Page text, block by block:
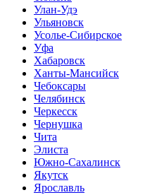
Улан-Удэ
Ульяновск
Усолье-Сибирское
Уфа
Хабаровск
Ханты-Мансийск
Чебоксары
Челябинск
Черкесск
Чернушка
Чита
Элиста
Южно-Сахалинск
Якутск
Ярославль